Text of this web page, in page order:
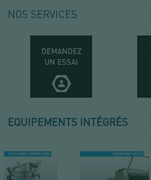
page
NOS SERVICES
DEMANDEZ
UN ESSAI
EQUIPEMENTS INTÉGRÉS